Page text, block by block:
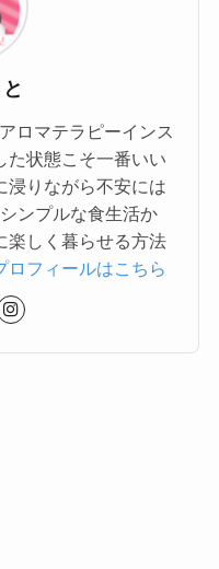
ロマテラピーインス
た状態こそ一番いい
浸りながら不安には
ンプルな食生活か
楽しく暮らせる方法
ロフィールはこちら